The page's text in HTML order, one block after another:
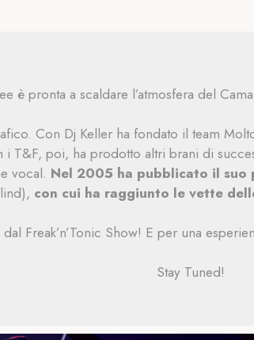
è pronta a scaldare l’atmosfera del
Con Dj Keller ha fondato il team
T&F, poi, ha prodotto altri brani di
vocal. Nel 2005 ha pubblicato il suo
con cui ha raggiunto le vette
Freak’n’Tonic Show! E per una
Stay Tuned!